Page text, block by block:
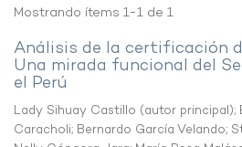
Mostrando ítems 1-1 de 1
Análisis de la certificación
Una mirada funcional del
el Perú
Lady Sihuay Castillo (autor principal);
Caracholi; Bernardo García Velando;